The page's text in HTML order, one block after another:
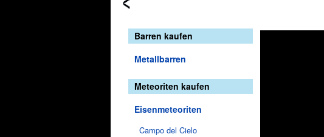
Barren kaufen
Metallbarren
Meteoriten kaufen
Eisenmeteoriten
Campo del Cielo